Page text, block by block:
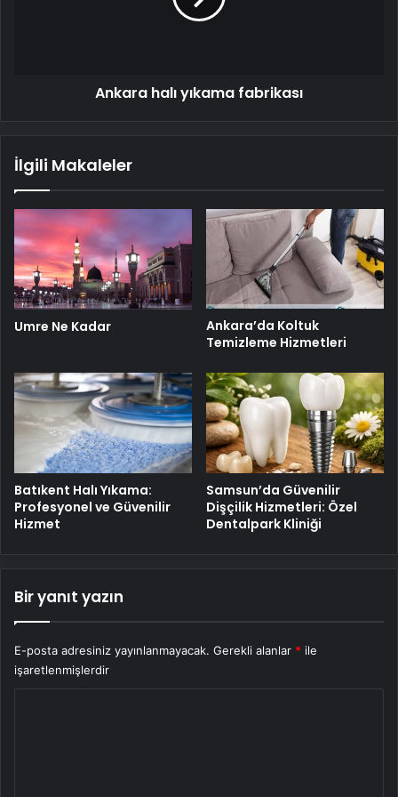
Ankara halı yıkama fabrikası
İlgili Makaleler
Umre Ne Kadar
Ankara’da Koltuk
Temizleme Hizmetleri
Batıkent Halı Yıkama:
Profesyonel ve Güvenilir
Hizmet
Samsun’da Güvenilir
Dişçilik Hizmetleri: Özel
Dentalpark Kliniği
Bir yanıt yazın
E-posta adresiniz yayınlanmayacak. Gerekli alanlar * ile
işaretlenmişlerdir